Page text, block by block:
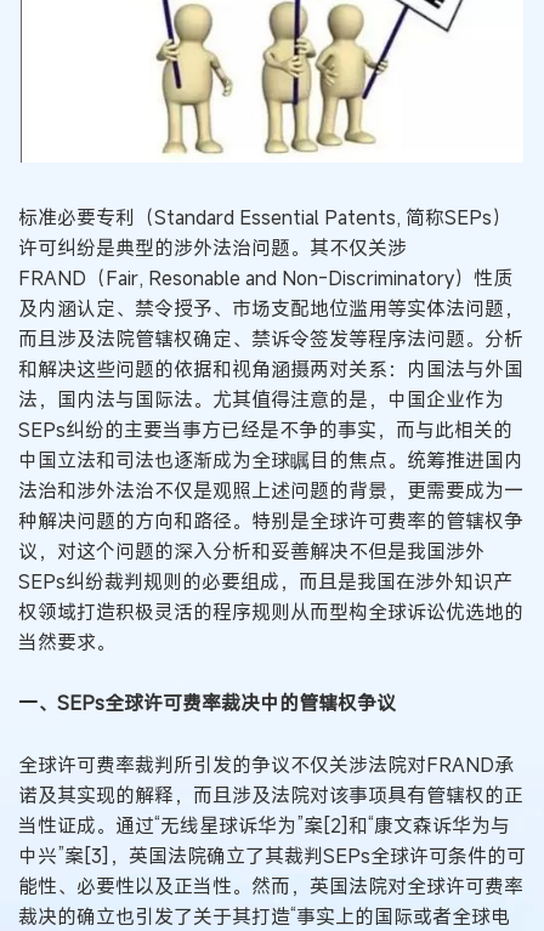
标准必要专利（Standard Essential Patents, 简称SEPs）
许可纠纷是典型的涉外法治问题。其不仅关涉
FRAND（Fair, Resonable and Non-Discriminatory）性质
及内涵认定、禁令授予、市场支配地位滥用等实体法问题，
而且涉及法院管辖权确定、禁诉令签发等程序法问题。分析
和解决这些问题的依据和视角涵摄两对关系：内国法与外国
法，国内法与国际法。尤其值得注意的是，中国企业作为
SEPs纠纷的主要当事方已经是不争的事实，而与此相关的
中国立法和司法也逐渐成为全球瞩目的焦点。统筹推进国内
法治和涉外法治不仅是观照上述问题的背景，更需要成为一
种解决问题的方向和路径。特别是全球许可费率的管辖权争
议，对这个问题的深入分析和妥善解决不但是我国涉外
SEPs纠纷裁判规则的必要组成，而且是我国在涉外知识产
权领域打造积极灵活的程序规则从而型构全球诉讼优选地的
当然要求。
一、SEPs全球许可费率裁决中的管辖权争议
全球许可费率裁判所引发的争议不仅关涉法院对FRAND承
诺及其实现的解释，而且涉及法院对该事项具有管辖权的正
当性证成。通过“无线星球诉华为”案[2]和“康文森诉华为与
中兴”案[3]，英国法院确立了其裁判SEPs全球许可条件的可
能性、必要性以及正当性。然而，英国法院对全球许可费率
裁决的确立也引发了关于其打造“事实上的国际或者全球电